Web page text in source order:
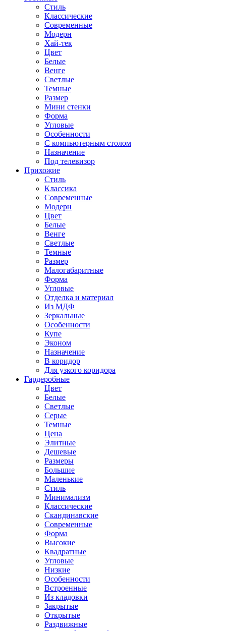
Стиль
Классические
Современные
Модерн
Хай-тек
Цвет
Белые
Венге
Светлые
Темные
Размер
Мини стенки
Форма
Угловые
Особенности
С компьютерным столом
Назначение
Под телевизор
Прихожие
Стиль
Классика
Современные
Модерн
Цвет
Белые
Венге
Светлые
Темные
Размер
Малогабаритные
Форма
Угловые
Отделка и материал
Из МДФ
Зеркальные
Особенности
Купе
Эконом
Назначение
В коридор
Для узкого коридора
Гардеробные
Цвет
Белые
Светлые
Серые
Темные
Цена
Элитные
Дешевые
Размеры
Большие
Маленькие
Стиль
Минимализм
Классические
Скандинавские
Современные
Форма
Высокие
Квадратные
Угловые
Низкие
Особенности
Встроенные
Из кладовки
Закрытые
Открытые
Раздвижные